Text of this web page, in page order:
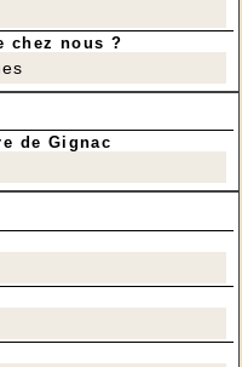
chez nous ?
de Gignac